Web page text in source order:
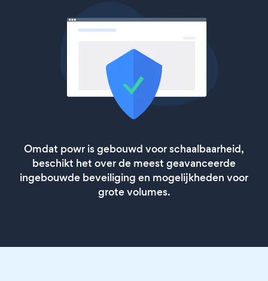
Omdat powr is gebouwd voor schaalbaarheid,
beschikt het over de meest geavanceerde
ingebouwde beveiliging en mogelijkheden voor
grote volumes.